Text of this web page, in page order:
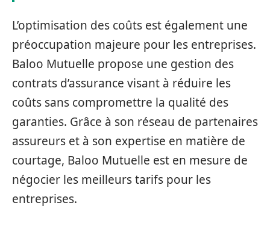
L’optimisation des coûts est également une
préoccupation majeure pour les entreprises.
Baloo Mutuelle propose une gestion des
contrats d’assurance visant à réduire les
coûts sans compromettre la qualité des
garanties. Grâce à son réseau de partenaires
assureurs et à son expertise en matière de
courtage, Baloo Mutuelle est en mesure de
négocier les meilleurs tarifs pour les
entreprises.